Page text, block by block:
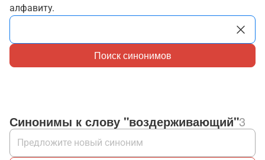
алфавиту.
Поиск синонимов
Синонимы к слову "воздерживающий"3